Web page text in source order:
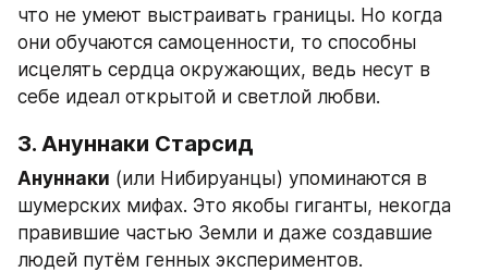
что не умеют выстраивать границы. Но когда
они обучаются самоценности, то способны
исцелять сердца окружающих, ведь несут в
себе идеал открытой и светлой любви.
3. Ануннаки Старсид
Ануннаки (или Нибируанцы) упоминаются в
шумерских мифах. Это якобы гиганты, некогда
правившие частью Земли и даже создавшие
людей путём генных экспериментов.